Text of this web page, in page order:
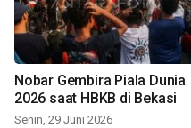
Nobar Gembira Piala Dunia
2026 saat HBKB di Bekasi
Senin, 29 Juni 2026